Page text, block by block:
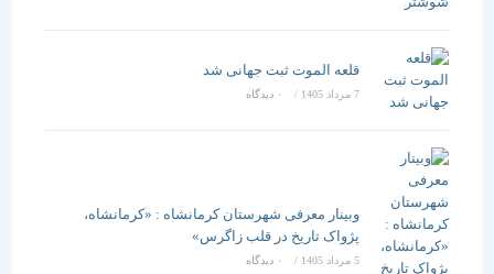
قلعه الموت ثبت جهانی شد
/ ۰ دیدگاه
وبینار معرفی شهرستان کرمانشاه : «کرمانشاه،
پژواک تاریخ در قلب زاگرس»
5 مرداد 1405 / ۰ دیدگاه